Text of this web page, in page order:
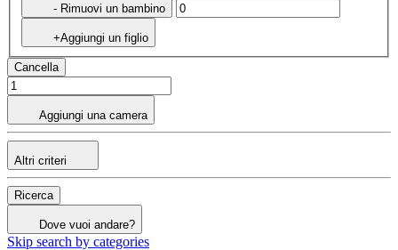
- Rimuovi un bambino
+Aggiungi un figlio
Cancella
Aggiungi una camera
Altri criteri
Ricerca
Dove vuoi andare?
Skip search by categories